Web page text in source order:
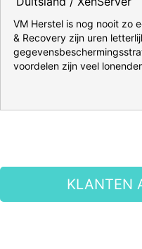
VM Herstel is nog nooit zo
& Recovery zijn uren
voordelen zijn veel
KLANTEN